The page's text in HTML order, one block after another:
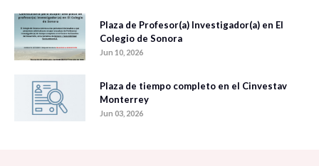
Plaza de Profesor(a) Investigador(a) en El
Colegio de Sonora
Jun 10, 2026
Plaza de tiempo completo en el Cinvestav
Monterrey
Jun 03, 2026